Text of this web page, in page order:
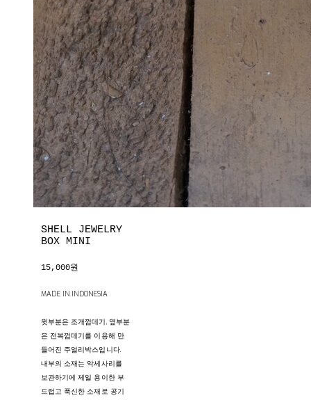
SHELL JEWELRY
BOX MINI
15,000원
MADE IN INDONESIA
윗부분은 조개껍데기, 옆부분
은 전복껍데기를 이용해 만
들어진 주얼리박스입니다.
내부의 소재는 악세사리를
보관하기에 제일 용이한 부
드럽고 푹신한 소재로 공기